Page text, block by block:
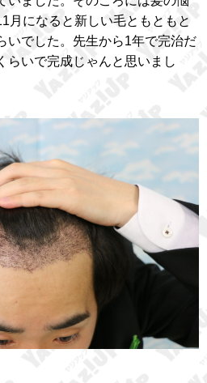
月になると新しい毛ともともと
いでした。先生から1年で完治だ
らいで完成じゃんと思いまし